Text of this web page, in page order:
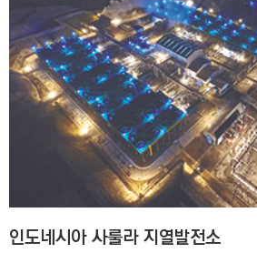
인도네시아 사룰라 지열발전소